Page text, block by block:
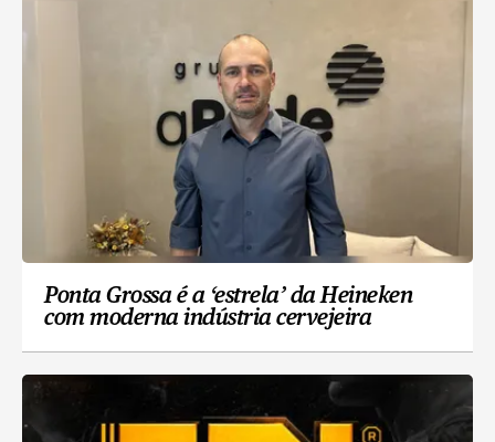
Ponta Grossa é a ‘estrela’ da Heineken
com moderna indústria cervejeira